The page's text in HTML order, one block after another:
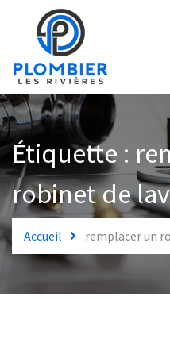
Accueil
Urgences
Services
Plomberie
Soumission
Contact
Étiquette :
robinet de
Accueil remplacer un